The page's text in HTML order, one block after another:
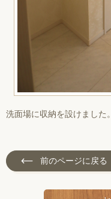
洗面場に収納を設けました。
前のページに戻る